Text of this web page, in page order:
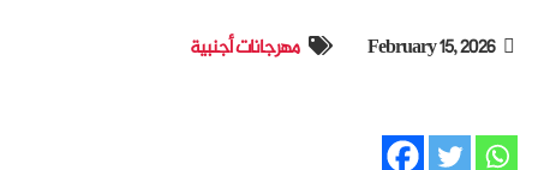
February 15, 2026 مهرجانات أجنبية